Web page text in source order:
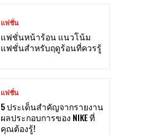
แฟชั่น
แฟชั่นหน้าร้อน แนวโน้ม
แฟชั่นสำหรับฤดูร้อนที่ควรรู้
แฟชั่น
5 ประเด็นสำคัญจากรายงาน
ผลประกอบการของ NIKE ที่
คุณต้องรู้!